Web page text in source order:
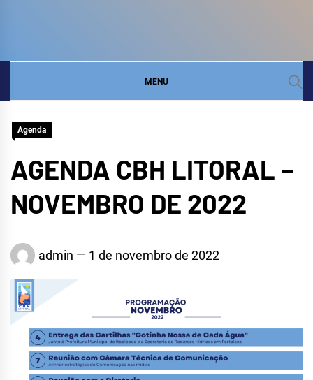
HIDROGRÁFICA DO
MENU
Agenda
AGENDA CBH LITORAL –
NOVEMBRO DE 2022
admin 1 de novembro de 2022